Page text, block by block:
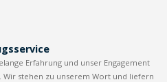
Erfahrung und unser Engagement
stehen zu unserem Wort und liefern